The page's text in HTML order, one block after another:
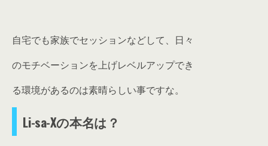
自宅でも家族でセッションなどして、日々
のモチベーションを上げレベルアップでき
る環境があるのは素晴らしい事ですな。
Li-sa-Xの本名は？